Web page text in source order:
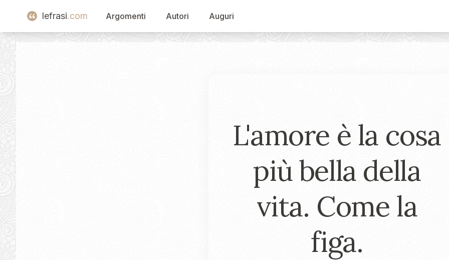
lefrasi.com Argomenti Autori Auguri
L'amore è la cosa
più bella della
vita. Come la
figa.